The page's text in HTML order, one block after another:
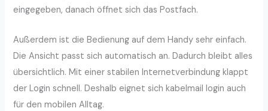
eingegeben, danach öffnet sich das Postfach.
Außerdem ist die Bedienung auf dem Handy sehr einfach.
Die Ansicht passt sich automatisch an. Dadurch bleibt alles
übersichtlich. Mit einer stabilen Internetverbindung klappt
der Login schnell. Deshalb eignet sich kabelmail login auch
für den mobilen Alltag.